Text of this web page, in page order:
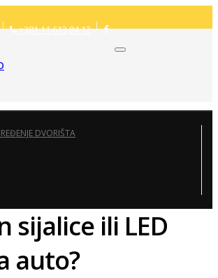
+381 11 613 84 12
DVORIŠTA
sijalice ili LED
auto?